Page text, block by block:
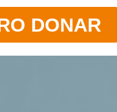
DONAR